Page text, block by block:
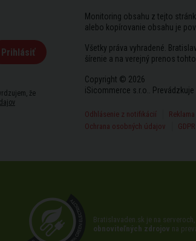
Prihlásiť
že
Monitoring obsahu z tejto
alebo kopírovanie obsahu je
Všetky práva vyhradené.
šírenie a na verejný prenos
Copyright © 2026
iSicommerce s.r.o..
Odhlásenie z notifikácií Reklama
Ochrana osobných údajov
Bratislavaden.sk je na
obnoviteľných zdrojov na